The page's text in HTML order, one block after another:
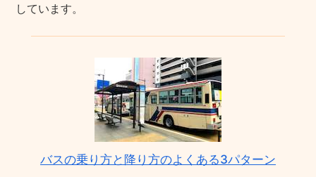
しています。
バスの乗り方と降り方のよくある3パターン